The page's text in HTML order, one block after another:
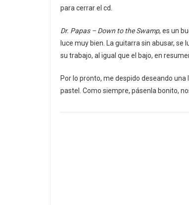
para cerrar el cd.
Dr. Papas – Down to the Swamp, es un
luce muy bien. La guitarra sin abusar,
su trabajo, al igual que el bajo, en
Por lo pronto, me despido deseando una
pastel. Como siempre, pásenla bonito,